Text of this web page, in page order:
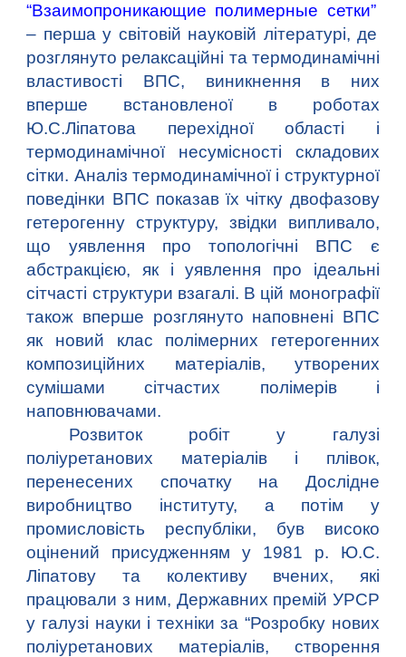
“Взаимопроникающие полимерные сетки”
– перша у світовій науковій літературі, де
розглянуто релаксаційні та термодинамічні
властивості ВПС, виникнення в них
вперше встановленої в роботах
Ю.С.Ліпатова перехідної області і
термодинамічної несумісності складових
сітки. Аналіз термодинамічної і структурної
поведінки ВПС показав їх чітку двофазову
гетерогенну структуру, звідки випливало,
що уявлення про топологічні ВПС є
абстракцією, як і уявлення про ідеальні
сітчасті структури взагалі. В цій монографії
також вперше розглянуто наповнені ВПС
як новий клас полімерних гетерогенних
композиційних матеріалів, утворених
сумішами сітчастих полімерів і
наповнювачами.
Розвиток робіт у галузі
поліуретанових матеріалів і плівок,
перенесених спочатку на Дослідне
виробництво інституту, а потім у
промисловість республіки, був високо
оцінений присудженням у 1981 р. Ю.С.
Ліпатову та колективу вчених, які
працювали з ним, Державних премій УРСР
у галузі науки і техніки за “Розробку нових
поліуретанових матеріалів, створення